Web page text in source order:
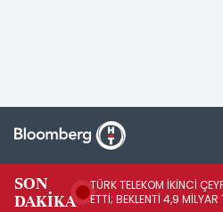
SON
DAKİKA
TÜRK TELEKOM İKİNCİ
ETTİ; BEKLENTİ 4,9 MİLYAR